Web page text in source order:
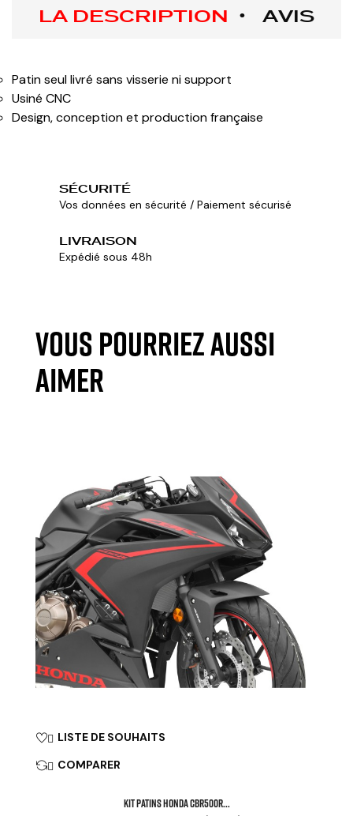
LA DESCRIPTION AVIS
Patin seul livré sans visserie ni support
Usiné CNC
Design, conception et production française
SÉCURITÉ
Vos données en sécurité / Paiement sécurisé
LIVRAISON
Expédié sous 48h
VOUS POURRIEZ AUSSI
AIMER
 LISTE DE SOUHAITS
 COMPARER
KIT PATINS HONDA CBR500R...